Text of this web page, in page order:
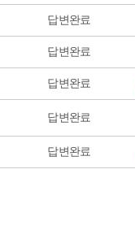
답변완료
답변완료
답변완료
답변완료
답변완료